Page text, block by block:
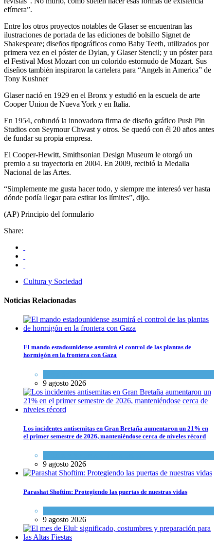
efímera”.
Entre los otros proyectos notables de Glaser se encuentran las
ilustraciones de portada de las ediciones de bolsillo Signet de
Shakespeare; diseños tipográficos como Baby Teeth, utilizados por
primera vez en el póster de Dylan, y Glaser Stencil; y un póster para
el Festival Most Mozart con un colorido estornudo de Mozart. Sus
diseños también inspiraron la cartelera para “Angels in America” ​​de
Tony Kushner
Glaser nació en 1929 en el Bronx y estudió en la escuela de arte
Cooper Union de Nueva York y en Italia.
En 1954, cofundó la innovadora firma de diseño gráfico Push Pin
Studios con Seymour Chwast y otros. Se quedó con él 20 años antes
de fundar su propia empresa.
El Cooper-Hewitt, Smithsonian Design Museum le otorgó un
premio a su trayectoria en 2004. En 2009, recibió la Medalla
Nacional de las Artes.
“Simplemente me gusta hacer todo, y siempre me interesó ver hasta
dónde podía llegar para estirar los límites”, dijo.
(AP) Principio del formulario
Share:
Cultura y Sociedad
Noticias Relacionadas
El mando estadounidense asumirá el control de las plantas de
hormigón en la frontera con Gaza
9 agosto 2026
Los incidentes antisemitas en Gran Bretaña aumentaron un 21% en
el primer semestre de 2026, manteniéndose cerca de niveles récord
9 agosto 2026
Parashat Shoftim: Protegiendo las puertas de nuestras vidas
9 agosto 2026